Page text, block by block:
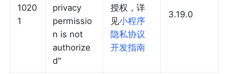
1020
1
privacy
permissio
n is not
authorize
d"
授权，详
见小程序
隐私协议
开发指南
3.19.0